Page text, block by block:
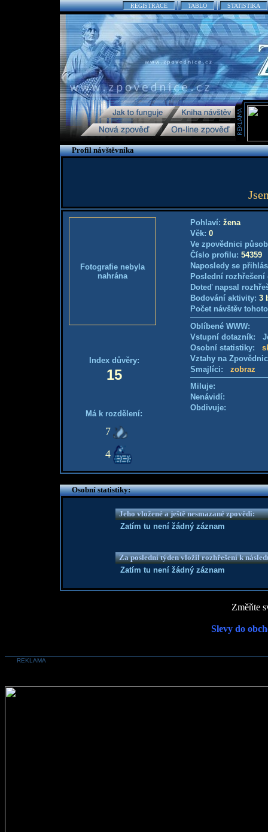
REGISTRACE TABLO STATISTIKA
Profil návštěvníka
Fotografie nebyla
nahrána
Index důvěry:
15
Má k rozdělení:
7
4
Pohlaví: žena
Věk: 0
Ve zpovědnici
Číslo profilu: 54359
Naposledy se
Poslední
Doteď napsal
Bodování aktivity: 3
Počet návštěv
Oblíbené WWW:
Vstupní dotazník:
Osobní statistiky:
Vztahy na
Smajlíci: zobraz
Miluje:
Nenávidí:
Obdivuje:
Osobní statistiky:
Jeho vložené a ještě nesmazané zpovědi:
Zatím tu není žádný záznam
Za poslední týden vložil rozhřešení k
Zatím tu není žádný záznam
Změňte
Slevy do
REKLAMA